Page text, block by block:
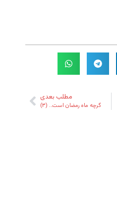
مطلب بعدی
گرچه ماه رمضان است… (۳)